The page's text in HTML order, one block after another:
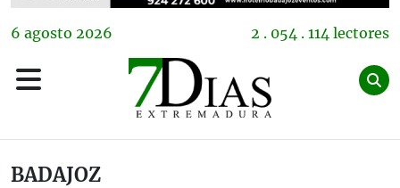
6 agosto 2026 2 . 054 . 114 lectores
BADAJOZ